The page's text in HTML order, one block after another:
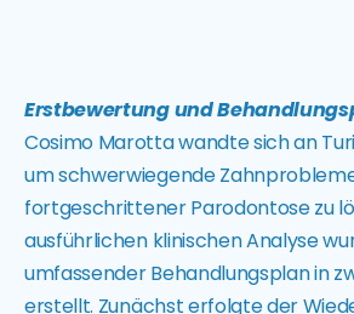
Erstbewertung und
Cosimo Marotta wandte sich an
um schwerwiegende
fortgeschrittener Parodontose zu
ausführlichen klinischen Analyse
umfassender Behandlungsplan in
erstellt. Zunächst erfolgte der